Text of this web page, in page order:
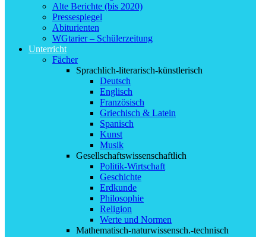
Alte Berichte (bis 2020)
Pressespiegel
Abiturienten
WGtarier – Schülerzeitung
Unterricht
Fächer
Sprachlich-literarisch-künstlerisch
Deutsch
Englisch
Französisch
Griechisch & Latein
Spanisch
Kunst
Musik
Gesellschaftswissenschaftlich
Politik-Wirtschaft
Geschichte
Erdkunde
Philosophie
Religion
Werte und Normen
Mathematisch-naturwissensch.-technisch